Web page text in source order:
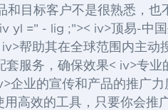
目标客户不是很熟悉，也
yl =" - lig ;">< iv>顶易-中
iv>帮助其在全球范围内主动
服务，确保效果< iv>专业
企业的宣传和产品的推广力
高效的工具，只要你会推